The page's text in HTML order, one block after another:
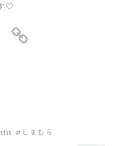
🤍
https://
#しまむら